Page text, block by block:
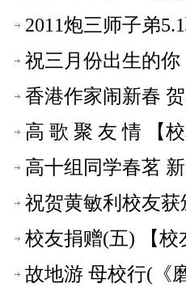
2011炮三师子弟
祝三月份出生的
香港作家闹新春
高 歌 聚 友 情 【校
高十组同学春茗
祝贺黄敏利校友
校友捐赠(五) 【校
故地游 母校行(《